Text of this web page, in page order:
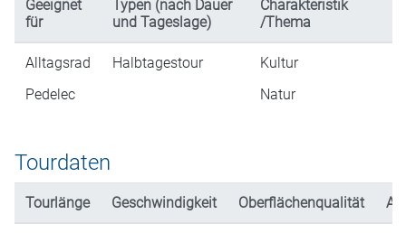
Geeignet
für
Typen (nach Dauer
und Tageslage)
Charakteristik
/Thema
Alltagsrad
Pedelec
Halbtagestour
Kultur
Natur
Tourdaten
Tourlänge Geschwindigkeit Oberflächenqualität